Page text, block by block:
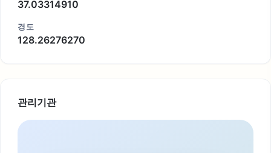
37.03314910
경도
128.26276270
관리기관